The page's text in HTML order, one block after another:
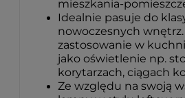
mieszkania-
Idealnie pasuje do
nowoczesnych
zastosowanie w
jako oświetlenie np.
korytarzach, ciągach
Ze względu na swoją